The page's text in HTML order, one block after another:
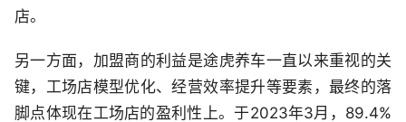
店。
另一方面，加盟商的利益是途虎养车一直以来重视的关
键，工场店模型优化、经营效率提升等要素，最终的落
脚点体现在工场店的盈利性上。于2023年3月，89.4%